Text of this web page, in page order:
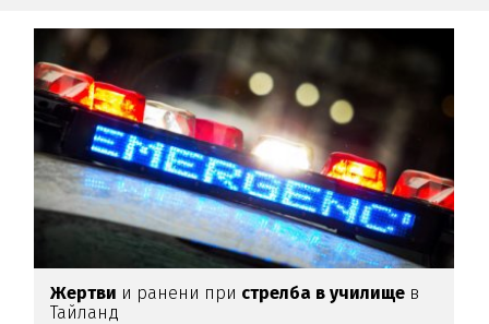
Жертви и ранени при стрелба в училище в
Тайланд